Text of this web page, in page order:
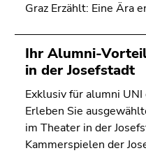
Graz Erzählt: Eine Ära
Ihr Alumni-
in der Josefstadt
Exklusiv für alumni
Erleben Sie
im Theater in der
Kammerspielen der